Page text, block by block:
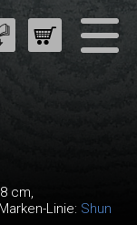
cm,
Linie: Shun